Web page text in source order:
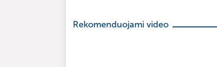
Rekomenduojami video